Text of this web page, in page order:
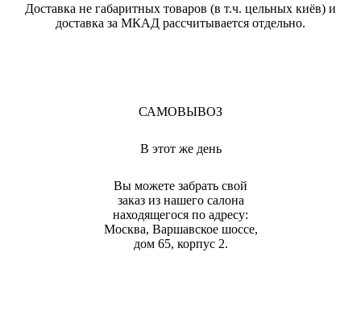
Доставка не габаритных товаров (в т.ч. цельных киёв) и
доставка за МКАД рассчитывается отдельно.
САМОВЫВОЗ
В этот же день
Вы можете забрать свой
заказ из нашего салона
находящегося по адресу:
Москва, Варшавское шоссе,
дом 65, корпус 2.